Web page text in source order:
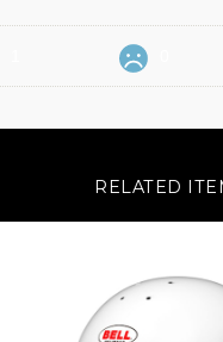
RELATED